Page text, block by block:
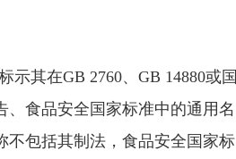
示其在GB 2760、GB 14880或
、食品安全国家标准中的通用名
包括其制法， 食品安全国家标